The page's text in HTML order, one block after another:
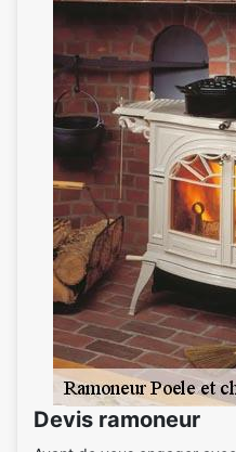
Devis ramoneur